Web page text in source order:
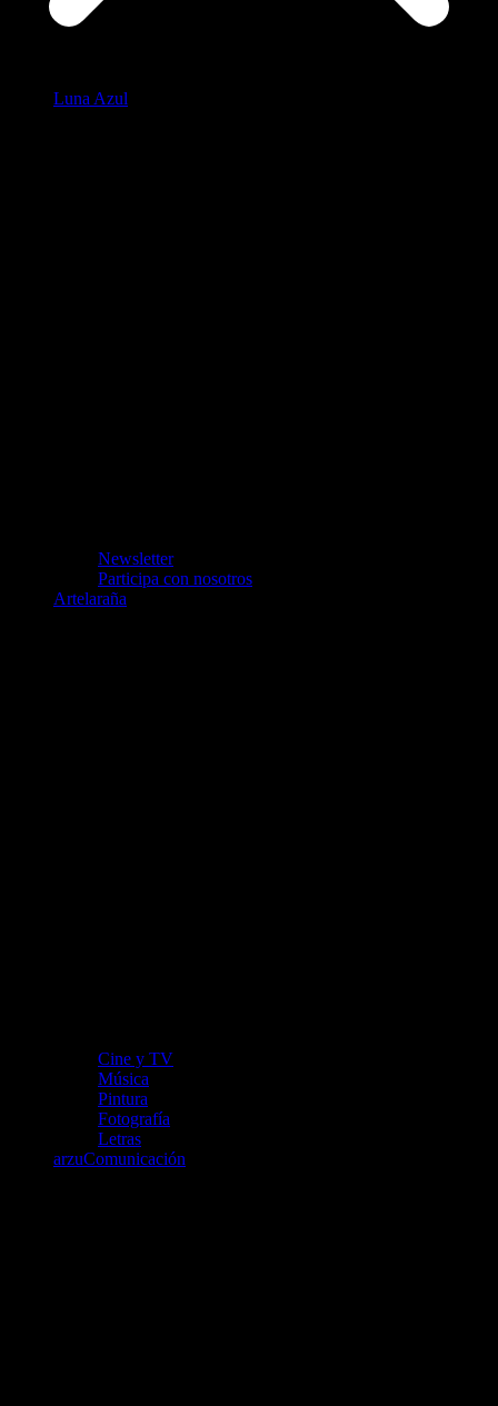
Luna Azul
Newsletter
Participa con nosotros
Artelaraña
Cine y TV
Música
Pintura
Fotografía
Letras
arzuComunicación